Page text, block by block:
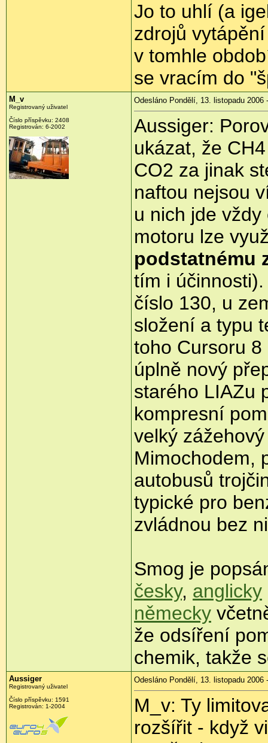
Jo to uhlí (a
zdrojů
v tomhle
se vracím do
M_v
Registrovaný uživatel
Číslo příspěvku: 2408
Registrován: 6-2002
Odesláno Pondělí, 13. listopadu 2006
Aussiger:
ukázat, že
CO2 za jinak
naftou nejsou
u nich jde
motoru lze
podstatnému
tím i
číslo 130, u
složení a typu
toho Cursoru
úplně nový
starého LIAZu
kompresní
velký
Mimochodem,
autobusů
typické pro
zvládnou bez
Smog je
česky, anglicky
německy
že odsíření
chemik, takže
Aussiger
Registrovaný uživatel
Číslo příspěvku: 1591
Registrován: 1-2004
Odesláno Pondělí, 13. listopadu 2006
M_v: Ty
rozšířit - když